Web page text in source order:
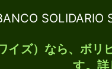
SOLIDARIO
イズ）なら、ボリ
す。 詳